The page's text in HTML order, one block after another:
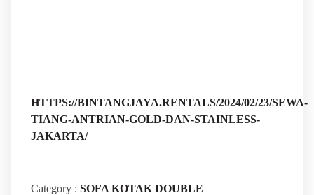
HTTPS://BINTANGJAYA.RENTALS/2024/02/23/SEWA-
TIANG-ANTRIAN-GOLD-DAN-STAINLESS-
JAKARTA/
Category : SOFA KOTAK DOUBLE